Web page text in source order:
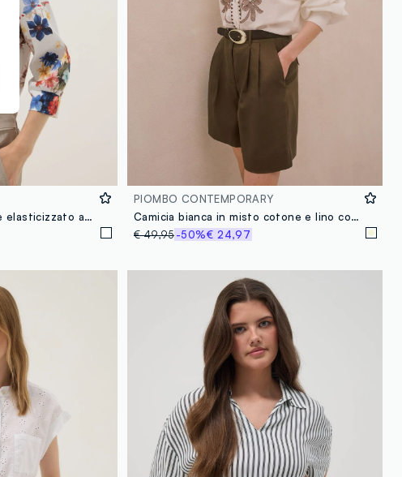
Camicia bianca in cotone elasticizzato a fiori
PIOMBO CONTEMPORARY
Camicia bianca in misto cotone e lino con ricami floreali
€ 49,95-50%€ 24,97